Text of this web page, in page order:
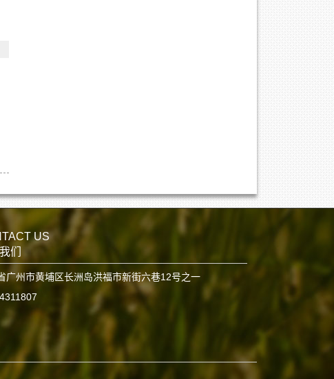
US
们
广州市黄埔区长洲岛洪福市新街六巷12号之一